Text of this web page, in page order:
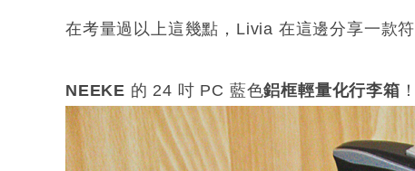
在考量過以上這幾點，Livia 在這邊分享一款
NEEKE 的 24 吋 PC 藍色鋁框輕量化行李箱 ！